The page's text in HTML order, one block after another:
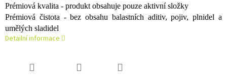
Prémiová kvalita - produkt obsahuje pouze aktivní složky
Prémiová čistota - bez obsahu balastních aditiv, pojiv, plnidel a
umělých sladidel
Detailní informace